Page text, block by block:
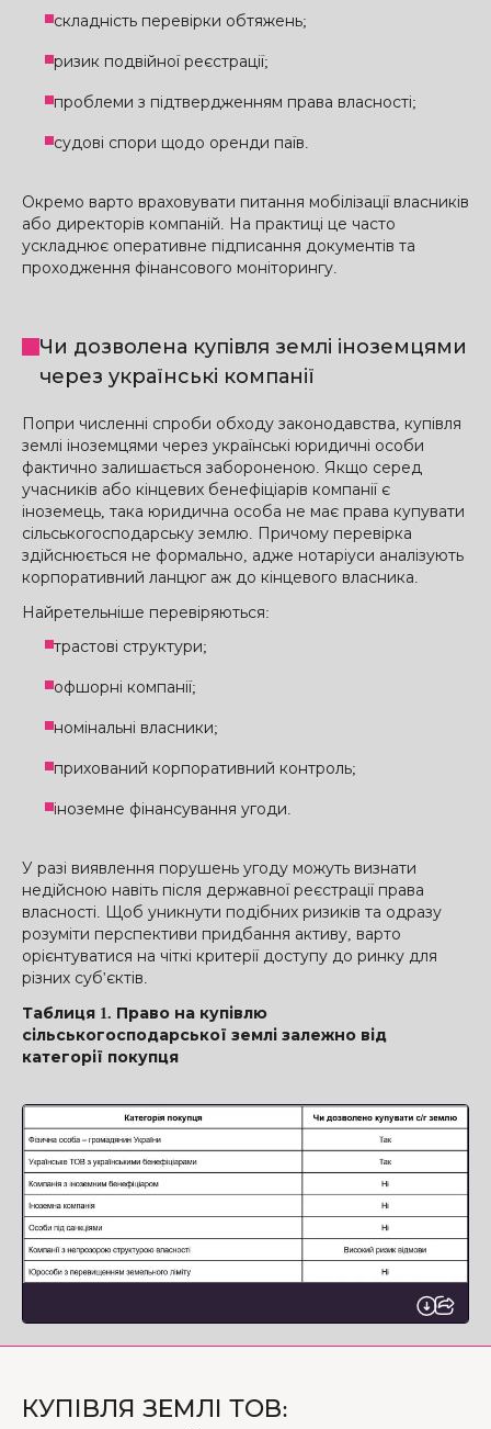
складність перевірки обтяжень;
ризик подвійної реєстрації;
проблеми з підтвердженням права власності;
судові спори щодо оренди паїв.
Окремо варто враховувати питання мобілізації власників
або директорів компаній. На практиці це часто
ускладнює оперативне підписання документів та
проходження фінансового моніторингу.
Чи дозволена купівля землі іноземцями
через українські компанії
Попри численні спроби обходу законодавства, купівля
землі іноземцями через українські юридичні особи
фактично залишається забороненою. Якщо серед
учасників або кінцевих бенефіціарів компанії є
іноземець, така юридична особа не має права купувати
сільськогосподарську землю. Причому перевірка
здійснюється не формально, адже нотаріуси аналізують
корпоративний ланцюг аж до кінцевого власника.
Найретельніше перевіряються:
трастові структури;
офшорні компанії;
номінальні власники;
прихований корпоративний контроль;
іноземне фінансування угоди.
У разі виявлення порушень угоду можуть визнати
недійсною навіть після державної реєстрації права
власності. Щоб уникнути подібних ризиків та одразу
розуміти перспективи придбання активу, варто
орієнтуватися на чіткі критерії доступу до ринку для
різних суб'єктів.
Таблиця 1. Право на купівлю
сільськогосподарської землі залежно від
категорії покупця
КУПІВЛЯ ЗЕМЛІ ТОВ: